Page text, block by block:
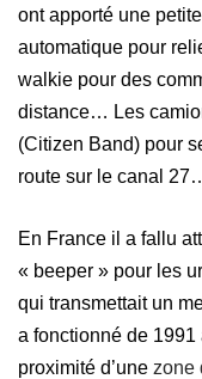
ont apporté une
automatique pour
walkie pour des
distance… Les
(Citizen Band) pour
route sur le canal
En France il a fallu
« beeper » pour les
qui transmettait un
a fonctionné de 1991
proximité d’une zone